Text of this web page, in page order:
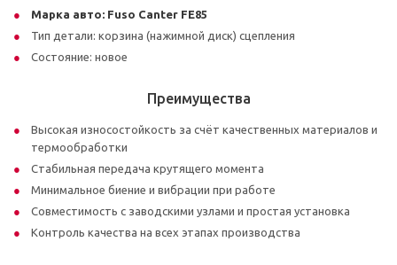
Марка авто: Fuso Canter FE85
Тип детали: корзина (нажимной диск) сцепления
Состояние: новое
Преимущества
Высокая износостойкость за счёт качественных материалов и
термообработки
Стабильная передача крутящего момента
Минимальное биение и вибрации при работе
Совместимость с заводскими узлами и простая установка
Контроль качества на всех этапах производства